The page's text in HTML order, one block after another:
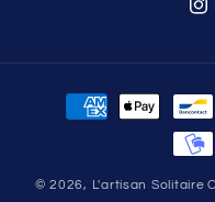
Moyens
© 2026, L'artisan Solitaire